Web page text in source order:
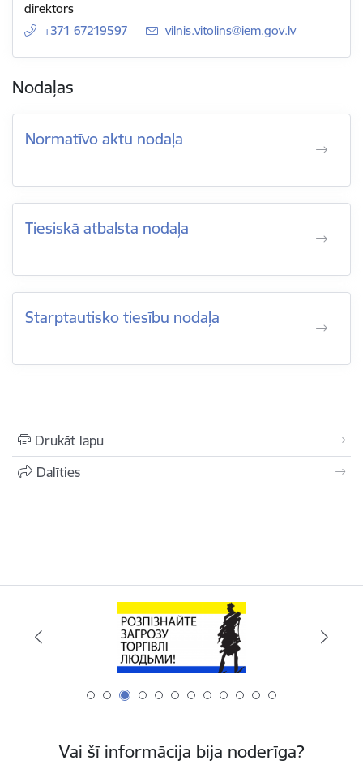
direktors
+371 67219597
E-pasts:
vilnis.vitolins@iem.gov.lv
Nodaļas
Normatīvo aktu nodaļa
Tiesiskā atbalsta nodaļa
Starptautisko tiesību nodaļa
Drukāt lapu
Dalīties
Vai šī informācija bija noderīga?